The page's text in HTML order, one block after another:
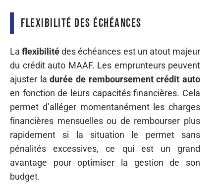
Flexibilité des échéances
Laflexibilitédes échéances est un atout majeur
du crédit auto MAAF. Les emprunteurs peuvent
ajuster ladurée de remboursement crédit auto
en fonction de leurs capacités financières. Cela
permet d’alléger momentanément les charges
financières mensuelles ou de rembourser plus
rapidement si la situation le permet sans
pénalités excessives, ce qui est un grand
avantage pour optimiser la gestion de son
budget.